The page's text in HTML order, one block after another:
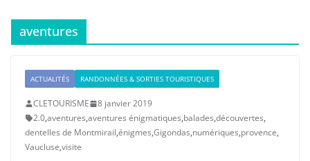
aventures
ACTUALITÉS RANDONNÉES & SORTIES TOURISTIQUES
CLETOURISME
8 janvier 2019
2.0,aventures,aventures énigmatiques,balades,découvertes,
dentelles de Montmirail,énigmes,Gigondas,numériques,provence,
Vaucluse,visite